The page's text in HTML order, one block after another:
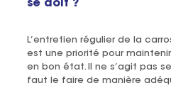
se doit ?
L’entretien régulier de la
est une priorité pour
en bon état. Il ne s’agit pas
faut le faire de manière